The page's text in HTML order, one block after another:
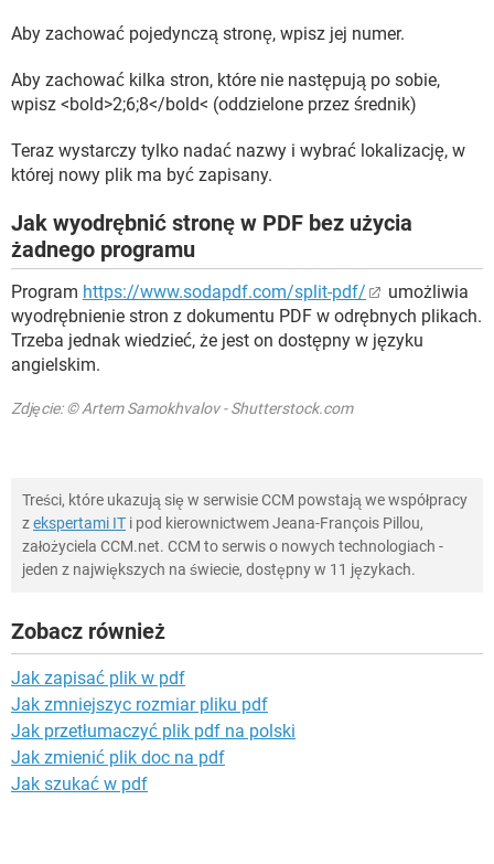
Aby zachować pojedynczą stronę, wpisz jej numer.
Aby zachować kilka stron, które nie następują po sobie,
wpisz <bold>2;6;8</bold< (oddzielone przez średnik)
Teraz wystarczy tylko nadać nazwy i wybrać lokalizację, w
której nowy plik ma być zapisany.
Jak wyodrębnić stronę w PDF bez użycia
żadnego programu
Program https://www.sodapdf.com/split-pdf/
umożliwia
wyodrębnienie stron z dokumentu PDF w odrębnych plikach.
Trzeba jednak wiedzieć, że jest on dostępny w języku
angielskim.
Zdjęcie: © Artem Samokhvalov - Shutterstock.com
Treści, które ukazują się w serwisie CCM powstają we współpracy
zekspertami IT i pod kierownictwem Jeana-François Pillou,
założyciela CCM.net. CCM to serwis o nowych technologiach -
jeden z największych na świecie, dostępny w 11 językach.
Zobacz również
Jak zapisać plik w pdf
Jak zmniejszyc rozmiar pliku pdf
Jak przetłumaczyć plik pdf na polski
Jak zmienić plik doc na pdf
Jak szukać w pdf